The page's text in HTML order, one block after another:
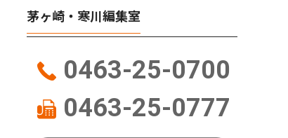
茅ヶ崎・寒川編集室
0463-25-0700
0463-25-0777